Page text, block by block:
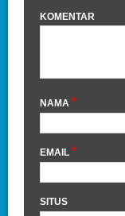
KOMENTAR
NAMA *
EMAIL *
SITUS